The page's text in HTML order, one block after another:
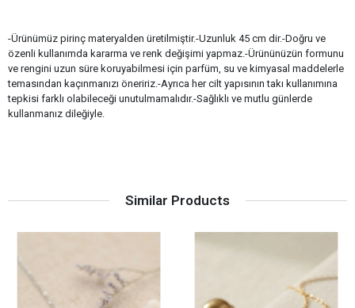
-Ürünümüz pirinç materyalden üretilmiştir.-Uzunluk 45 cm dir.-Doğru ve
özenli kullanımda kararma ve renk değişimi yapmaz.-Ürününüzün formunu
ve rengini uzun süre koruyabilmesi için parfüm, su ve kimyasal maddelerle
temasından kaçınmanızı öneririz.-Ayrıca her cilt yapısının takı kullanımına
tepkisi farklı olabileceği unutulmamalıdır.-Sağlıklı ve mutlu günlerde
kullanmanız dileğiyle.
Similar Products